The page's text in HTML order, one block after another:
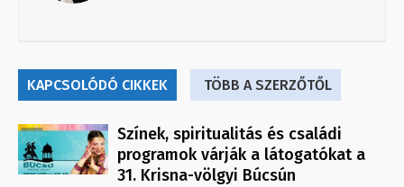
KAPCSOLÓDÓ CIKKEK TÖBB A SZERZŐTŐL
Színek, spiritualitás és családi
programok várják a látogatókat a
31. Krisna-völgyi Búcsún